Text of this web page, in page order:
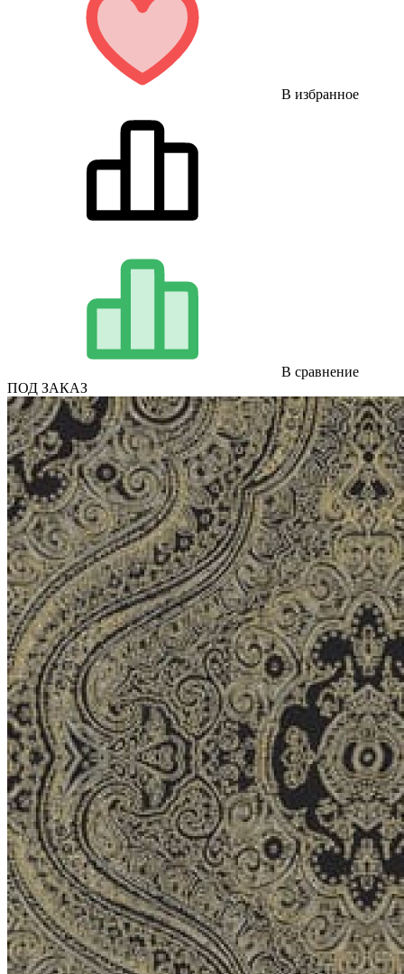
В избранное
В сравнение
ПОД ЗАКАЗ